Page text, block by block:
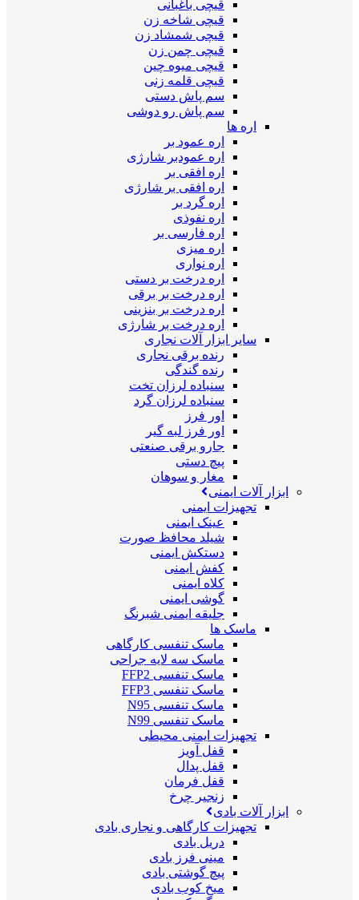
قیچی باغبانی
قیچی شاخه زن
قیچی شمشاد زن
قیچی چمن زن
قیچی میوه چین
قیچی قلمه زنی
سم پاش دستی
سم پاش رو دوشی
اره ها
اره عمود بر
اره عمودبر شارژی
اره افقی بر
اره افقی بر شارژی
اره گرد بر
اره نفوذی
اره فارسی بر
اره میزی
اره نواری
اره درخت بر دستی
اره درخت بر برقی
اره درخت بر بنزینی
اره درخت بر شارژی
سایر ابزار آلات نجاری
رنده برقی نجاری
رنده گندگی
سنباده لرزان تخت
سنباده لرزان گرد
اور فرز
اور فرز لبه گیر
جارو برقی صنعتی
پیچ دستی
مغار و سوهان
ابزار آلات ایمنی
تجهیزات ایمنی
عینک ایمنی
شیلد محافظ صورت
دستکش ایمنی
کفش ایمنی
کلاه ایمنی
گوشی ایمنی
جلیقه ایمنی شبرنگ
ماسک ها
ماسک تنفسی کارگاهی
ماسک سه لایه جراحی
ماسک تنفسی FFP2
ماسک تنفسی FFP3
ماسک تنفسی N95
ماسک تنفسی N99
تجهیزات ایمنی محیطی
قفل آویز
قفل پدال
قفل فرمان
زنجیر چرخ
ابزار آلات بادی
تجهیزات کارگاهی و نجاری بادی
دریل بادی
مینی فرز بادی
پیچ گوشتی بادی
میخ کوب بادی